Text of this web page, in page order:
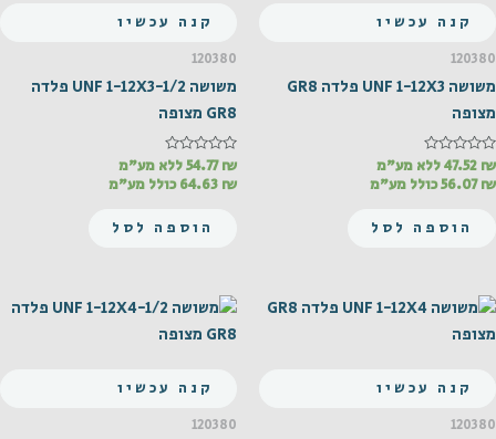
קנה עכשיו
120380
משושה UNF 1-12X3 פלדה GR8
מצופה
דורג
מתוך
47.52 ₪
ללא מע"מ
56.07₪ כולל מע"מ
הוספה לסל
קנה עכשיו
120380
משושה UNF 1-12X3-1/2 פלדה
GR8 מצופה
דורג
מתוך
54.77₪
ללא מע"מ
64.63 ₪ כולל מע"מ
הוספה לסל
קנה עכשיו
120380
קנה עכשיו
120380